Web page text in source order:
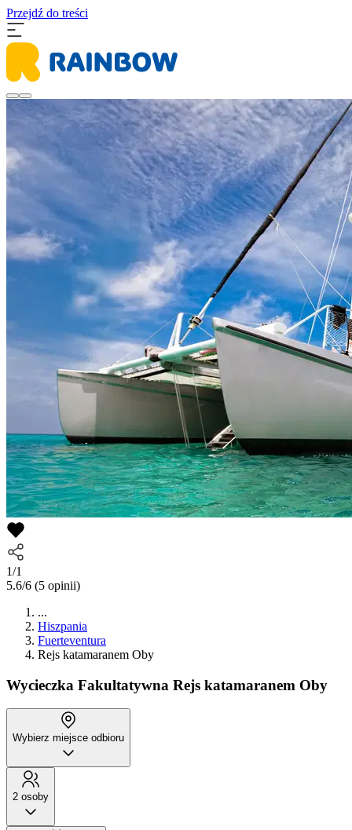
Przejdź do treści
1/1
5.6/6 (5 opinii)
...
Hiszpania
Fuerteventura
Rejs katamaranem Oby
Wycieczka Fakultatywna Rejs katamaranem Oby
Wybierz miejsce odbioru
2 osoby